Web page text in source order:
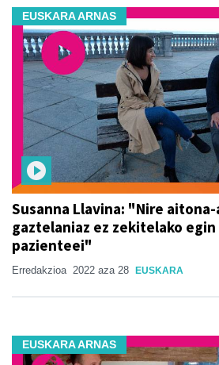
EUSKARA ARNAS
Susanna Llavina: "Nire
gaztelaniaz ez zekitelako
pazienteei"
Erredakzioa 2022 aza 28 EUSKARA
EUSKARA ARNAS